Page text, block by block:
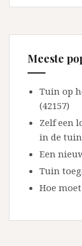
Meeste
Tuin op
(42157)
Zelf een
in de tuin
Een
Tuin
Hoe